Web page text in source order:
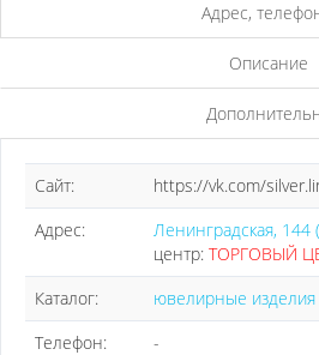
Адрес,
Описание
Сайт:
https://vk.com/
Адрес:
Ленинградская, 144
центр: ТОРГОВЫЙ
Каталог:
ювелирные изделия
Телефон:
-